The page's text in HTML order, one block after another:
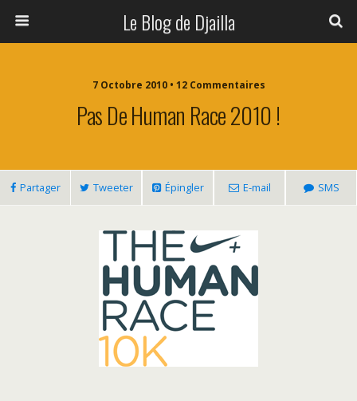
Le Blog de Djailla
7 Octobre 2010 • 12 Commentaires
Pas De Human Race 2010 !
Partager Tweeter Épingler E-mail SMS